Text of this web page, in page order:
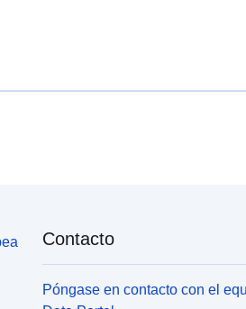
Contacto
Póngase en contacto con el